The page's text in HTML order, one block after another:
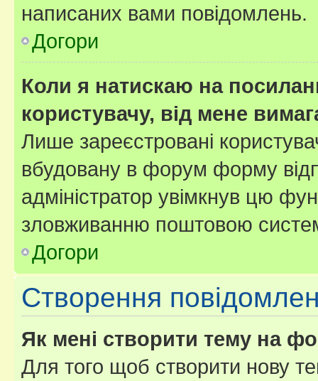
написаних вами повідомлень.
Догори
Коли я натискаю на
користувачу, від мене
Лише зареєстровані
вбудовану в форум форму
адміністратор увімкнув цю
зловживанню поштовою
Догори
Створення
Як мені створити тему на
Для того щоб створити нову